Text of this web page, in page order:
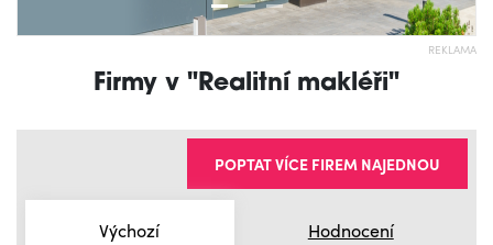
REKLAMA
Firmy v "Realitní makléři"
Výchozí Hodnocení
POPTAT VÍCE FIREM NAJEDNOU